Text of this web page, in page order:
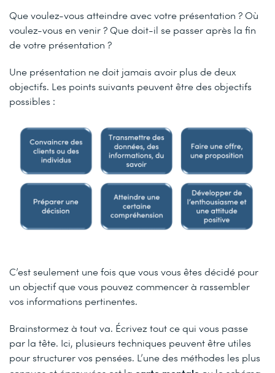
Que voulez-vous atteindre avec votre présentation ? Où
voulez-vous en venir ? Que doit-il se passer après la fin
de votre présentation ?
Une présentation ne doit jamais avoir plus de deux
objectifs. Les points suivants peuvent être des objectifs
possibles :
C’est seulement une fois que vous vous êtes décidé pour
un objectif que vous pouvez commencer à rassembler
vos informations pertinentes.
Brainstormez à tout va. Écrivez tout ce qui vous passe
par la tête. Ici, plusieurs techniques peuvent être utiles
pour structurer vos pensées. L’une des méthodes les plus